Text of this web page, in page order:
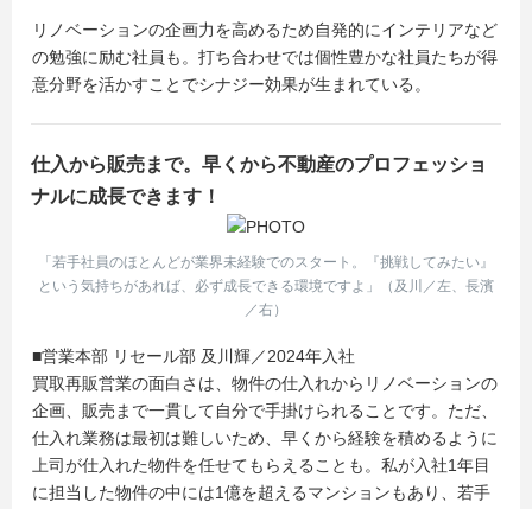
#リノベーション
#裁量ある環境
#オンライン説明会
#内々定まで最短2週間
リノベーションの企画力を高めるため自発的にインテリアなど
の勉強に励む社員も。打ち合わせでは個性豊かな社員たちが得
意分野を活かすことでシナジー効果が生まれている。
仕入から販売まで。早くから不動産のプロフェッショ
ナルに成長できます！
「若手社員のほとんどが業界未経験でのスタート。『挑戦してみたい』
という気持ちがあれば、必ず成長できる環境ですよ」（及川／左、長濱
／右）
■営業本部 リセール部 及川輝／2024年入社
買取再販営業の面白さは、物件の仕入れからリノベーションの
企画、販売まで一貫して自分で手掛けられることです。ただ、
仕入れ業務は最初は難しいため、早くから経験を積めるように
上司が仕入れた物件を任せてもらえることも。私が入社1年目
に担当した物件の中には1億を超えるマンションもあり、若手